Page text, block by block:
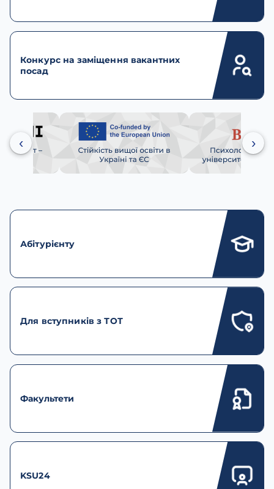
Абітурієнту
Для вступників з ТОТ
Факультети
KSU24
Конкурс на заміщення вакантних
посад
‹ ›